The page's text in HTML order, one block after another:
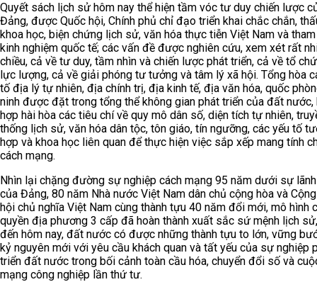
Quyết sách lịch sử hôm nay thể hiện tầm vóc tư duy chiến lược
Đảng, được Quốc hội, Chính phủ chỉ đạo triển khai chắc chắn,
khoa học, biện chứng lịch sử, văn hóa thực tiễn Việt Nam và
kinh nghiệm quốc tế; các vấn đề được nghiên cứu, xem xét rất
chiều, cả về tư duy, tầm nhìn và chiến lược phát triển, cả về tổ
lực lượng, cả về giải phóng tư tưởng và tâm lý xã hội. Tổng hòa
tố địa lý tự nhiên, địa chính trị, địa kinh tế, địa văn hóa, quốc
ninh được đặt trong tổng thể không gian phát triển của đất nước,
hợp hài hòa các tiêu chí về quy mô dân số, diện tích tự nhiên,
thống lịch sử, văn hóa dân tộc, tôn giáo, tín ngưỡng, các yếu tố
hợp và khoa học liên quan để thực hiện việc sắp xếp mang tính
cách mạng.
Nhìn lại chặng đường sự nghiệp cách mạng 95 năm dưới sự
của Đảng, 80 năm Nhà nước Việt Nam dân chủ cộng hòa và
hội chủ nghĩa Việt Nam cùng thành tựu 40 năm đổi mới, mô hình
quyền địa phương 3 cấp đã hoàn thành xuất sắc sứ mệnh lịch
đến hôm nay, đất nước có được những thành tựu to lớn, vững
kỷ nguyên mới với yêu cầu khách quan và tất yếu của sự nghiệp
triển đất nước trong bối cảnh toàn cầu hóa, chuyển đổi số và
mạng công nghiệp lần thứ tư.